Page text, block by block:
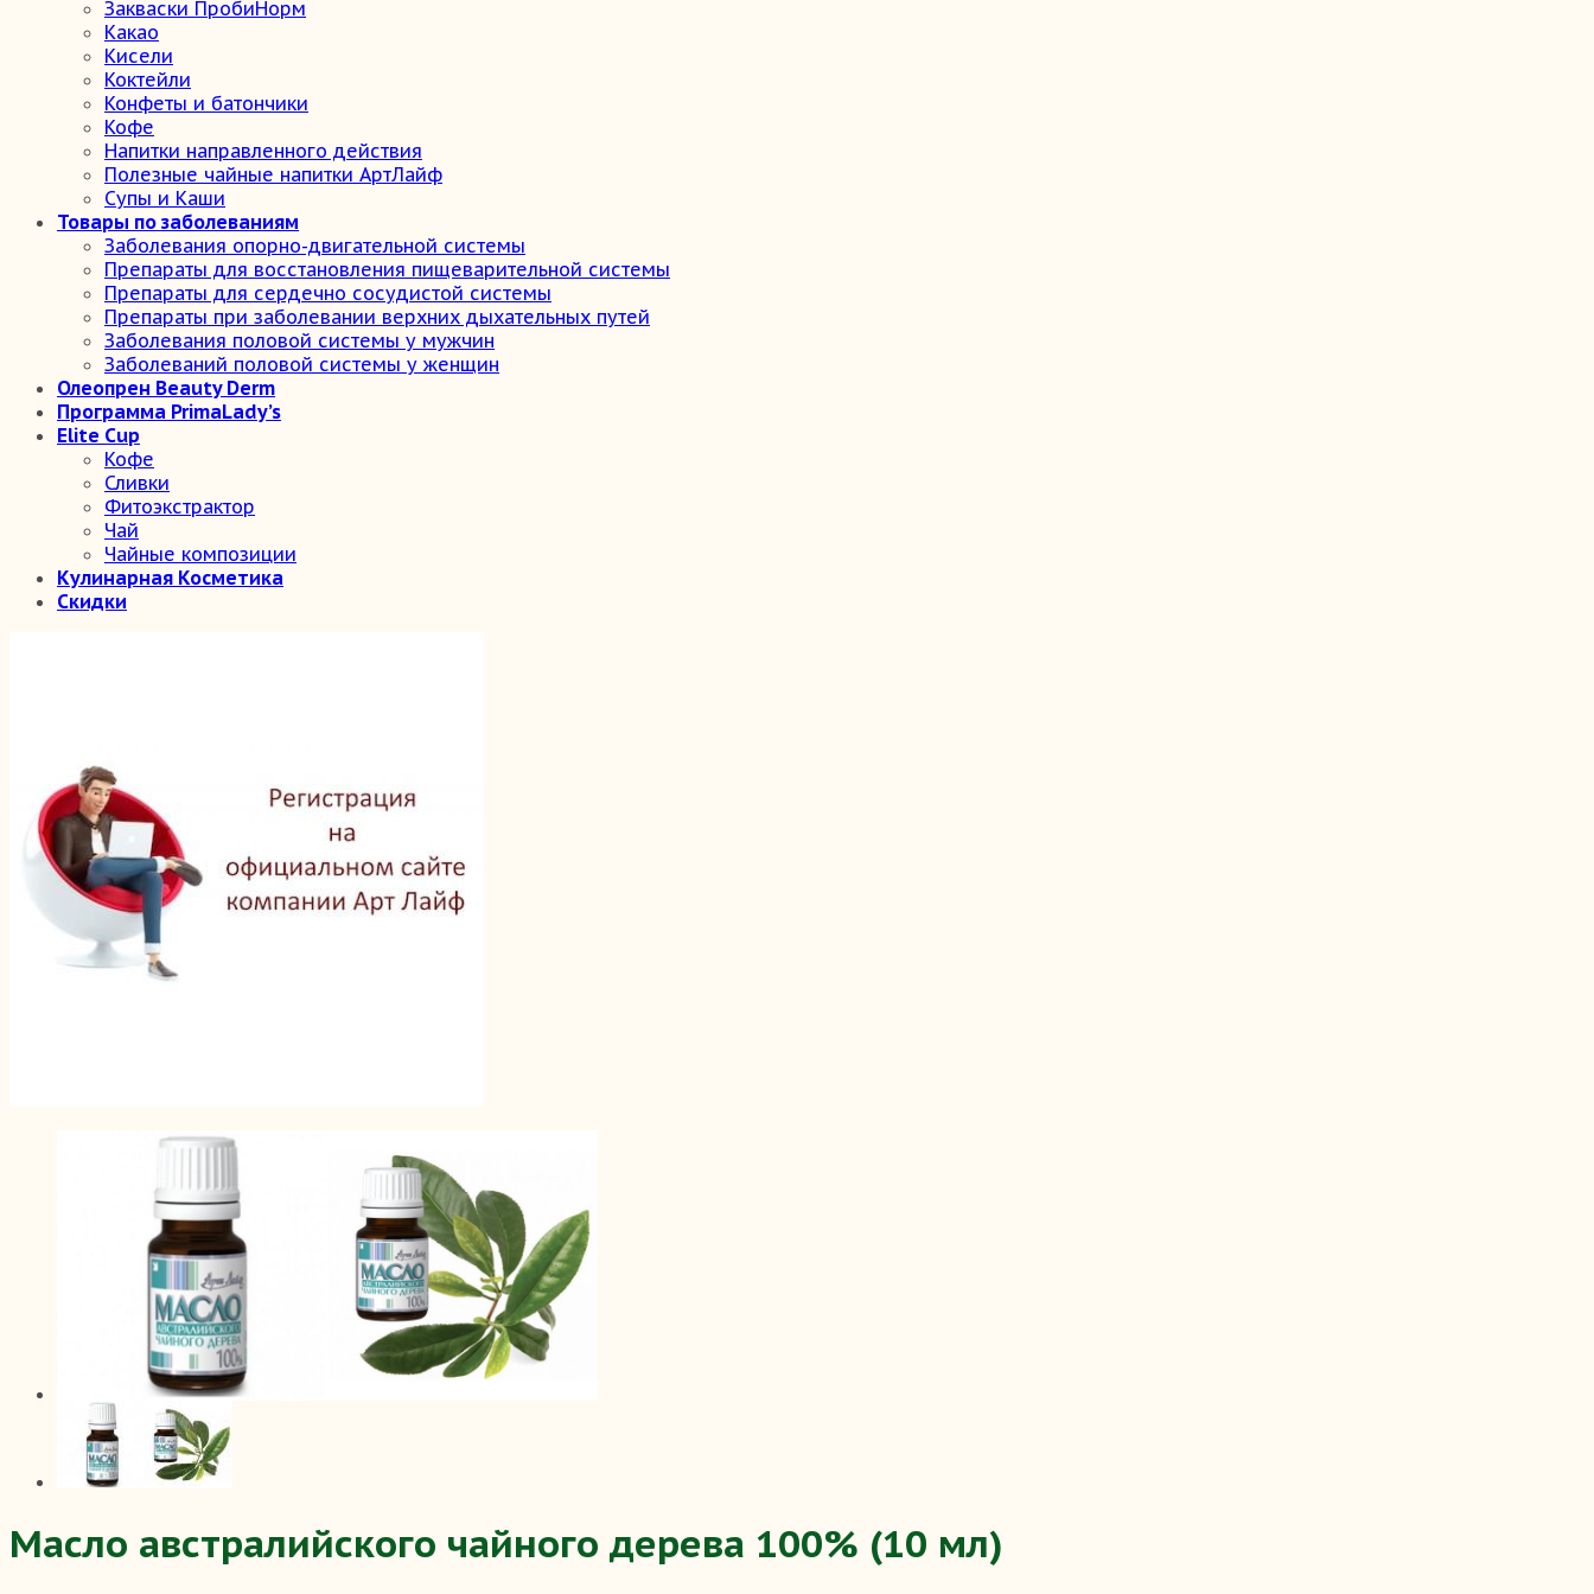
Закваски ПробиНорм
Какао
Кисели
Коктейли
Конфеты и батончики
Кофе
Напитки направленного действия
Полезные чайные напитки АртЛайф
Супы и Каши
Товары по заболеваниям
Заболевания опорно-двигательной системы
Препараты для восстановления пищеварительной системы
Препараты для сердечно сосудистой системы
Препараты при заболевании верхних дыхательных путей
Заболевания половой системы у мужчин
Заболеваний половой системы у женщин
Олеопрен Beauty Derm
Программа PrimaLady’s
Elite Cup
Кофе
Сливки
Фитоэкстрактор
Чай
Чайные композиции
Кулинарная Косметика
Скидки
Масло австралийского чайного дерева 100% (10 мл)